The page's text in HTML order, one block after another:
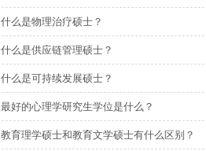
什么是物理治疗硕士？
什么是供应链管理硕士？
什么是可持续发展硕士？
最好的心理学研究生学位是什么？
教育理学硕士和教育文学硕士有什么区别？